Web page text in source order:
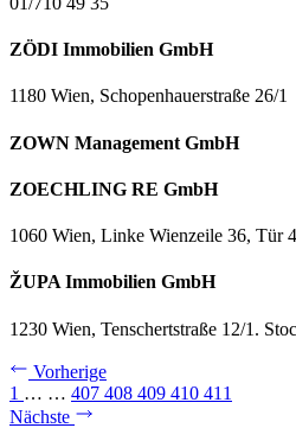
ZÖDI Immobilien GmbH
1180 Wien, Schopenhauerstraße 26/1
ZOWN Management GmbH
ZOECHLING RE GmbH
1060 Wien, Linke Wienzeile 36, Tür 4
ŽUPA Immobilien GmbH
1230 Wien, Tenschertstraße 12/1.
Vorherige
1 … … 407 408 409 410 411
Nächste